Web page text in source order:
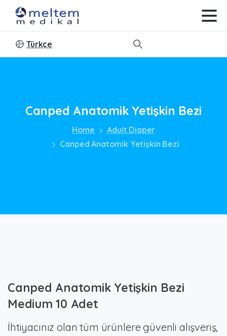
Türkçe
Search
Canped Anatomik Yetişkin Bezi
Home
Adult Diaper
Canped Anatomik Yetişkin Bezi
Canped Anatomik Yetişkin Bezi
Medium 10 Adet
İhtiyacınız olan tüm ürünlere güvenli alışveriş,